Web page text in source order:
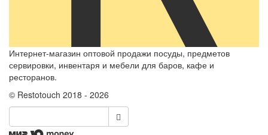
Интернет-магазин оптовой продажи посуды, предметов
сервировки, инвентаря и мебели для баров, кафе и
ресторанов.
© Restotouch 2018 - 2026